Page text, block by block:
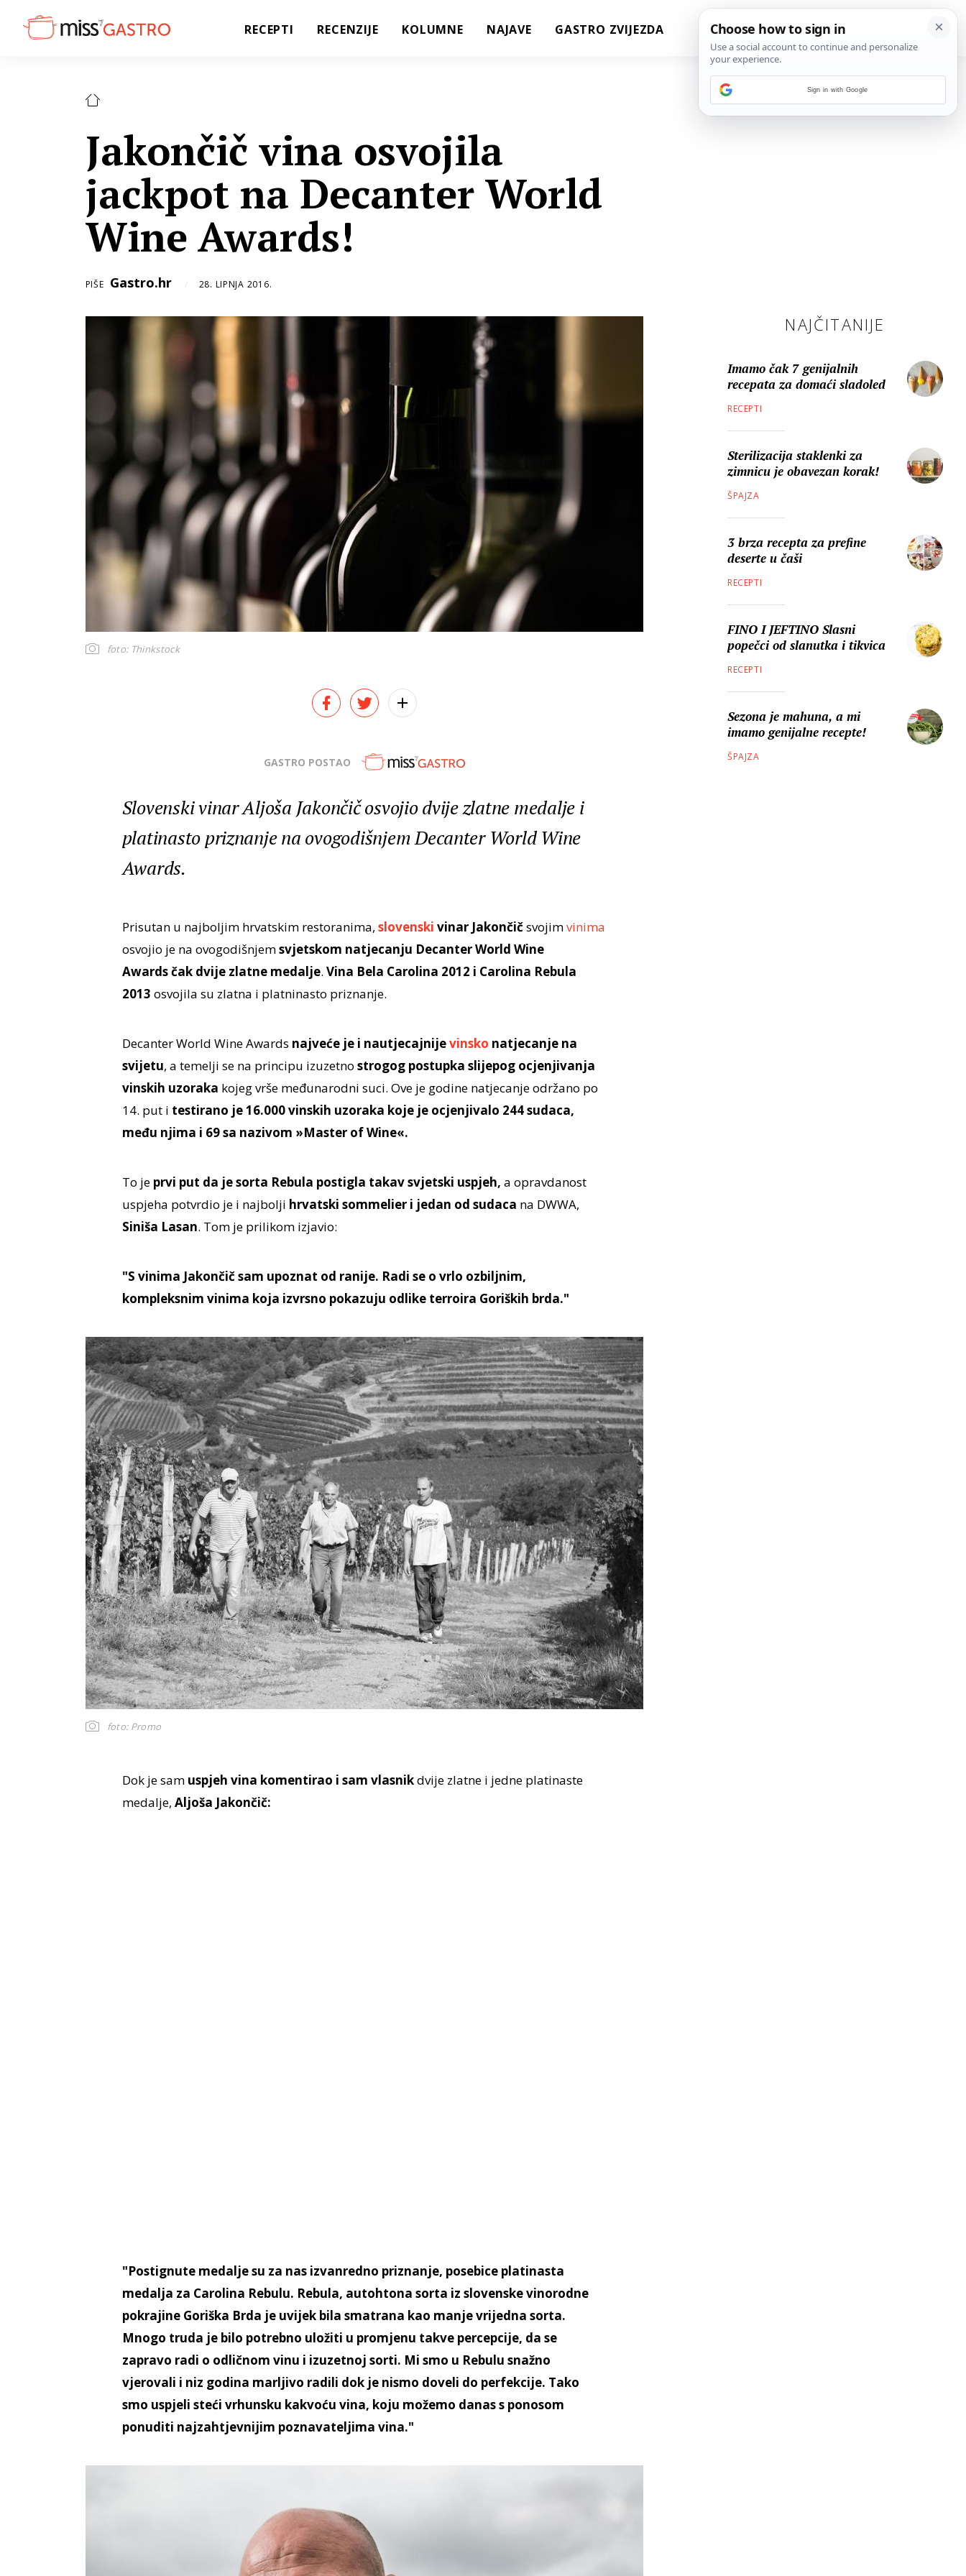
RECEPTI RECENZIJE KOLUMNE NAJAVE GASTRO ZVIJEZDA
Jakončič vina osvojila
jackpot na Decanter World
Wine Awards!
PIŠE Gastro.hr 28. LIPNJA 2016.
foto: Thinkstock
GASTRO POSTAO
Slovenski vinar Aljoša Jakončič osvojio dvije zlatne medalje i
platinasto priznanje na ovogodišnjem Decanter World Wine
Awards.
Prisutan u najboljim hrvatskim restoranima, slovenski vinar Jakončičsvojimvinima
osvojio je na ovogodišnjemsvjetskom natjecanju Decanter World Wine
Awards čak dvije zlatne medalje. Vina Bela Carolina 2012 i Carolina Rebula
2013 osvojila su zlatna i platninasto priznanje.
Decanter World Wine Awards najveće je i nautjecajnijevinsko natjecanje na
svijetu, a temelji se na principu izuzetno strogog postupka slijepog ocjenjivanja
vinskih uzoraka kojeg vrše međunarodni suci. Ove je godine natjecanje održano po
14. put i testirano je 16.000 vinskih uzoraka koje je ocjenjivalo 244 sudaca,
među njima i 69 sa nazivom »Master of Wine«.
To je prvi put da je sorta Rebula postigla takav svjetski uspjeh, a opravdanost
uspjeha potvrdio je i najbolji hrvatski sommelier i jedan od sudaca na DWWA,
Siniša Lasan. Tom je prilikom izjavio:
"S vinima Jakončič sam upoznat od ranije. Radi se o vrlo ozbiljnim,
kompleksnim vinima koja izvrsno pokazuju odlike terroira Goriških brda."
foto: Promo
Dok je sam uspjeh vina komentirao i sam vlasnikdvije zlatne i jedne platinaste
medalje, Aljoša Jakončič:
"Postignute medalje su za nas izvanredno priznanje, posebice platinasta
medalja za Carolina Rebulu. Rebula, autohtona sorta iz slovenske vinorodne
pokrajine Goriška Brda je uvijek bila smatrana kao manje vrijedna sorta.
Mnogo truda je bilo potrebno uložiti u promjenu takve percepcije, da se
zapravo radi o odličnom vinu i izuzetnoj sorti. Mi smo u Rebulu snažno
vjerovali i niz godina marljivo radili dok je nismo doveli do perfekcije. Tako
smo uspjeli steći vrhunsku kakvoću vina, koju možemo danas s ponosom
ponuditi najzahtjevnijim poznavateljima vina."
NAJČITANIJE
Imamo čak 7 genijalnih
recepata za domaći sladoled
RECEPTI
Sterilizacija staklenki za
zimnicu je obavezan korak!
ŠPAJZA
3 brza recepta za prefine
deserte u čaši
RECEPTI
FINO I JEFTINO Slasni
popečci od slanutka i tikvica
RECEPTI
Sezona je mahuna, a mi
imamo genijalne recepte!
ŠPAJZA
Sign in with Google